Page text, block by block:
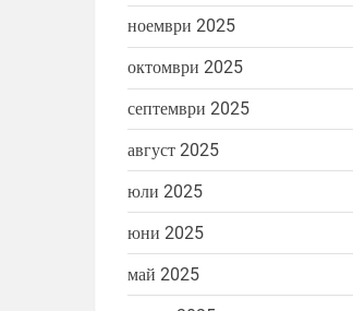
ноември 2025
октомври 2025
септември 2025
август 2025
юли 2025
юни 2025
май 2025